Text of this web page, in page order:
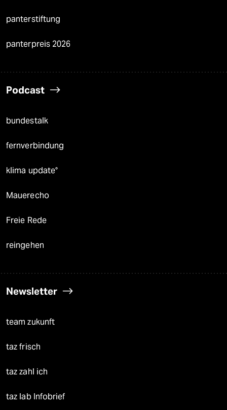
panterstiftung
panterpreis 2026
Podcast
bundestalk
fernverbindung
klima update°
Mauerecho
Freie Rede
reingehen
Newsletter
team zukunft
taz frisch
taz zahl ich
taz lab Infobrief